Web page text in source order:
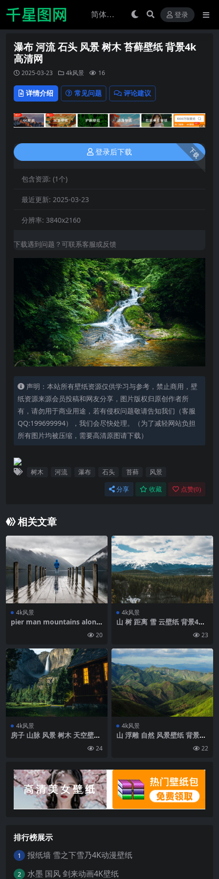
登录
瀑布 河流 石头 风景 树木 苔藓壁纸 背景4k
高清网
2025-03-23 4k风景 16
详情介绍 常见问题 评论建议
下载
登录后下载
包含资源: (1个)
最近更新: 2025-03-23
分辨率: 3840x2160
下载遇到问题？可联系客服或反馈
声明：本站所有壁纸资源仅供学习与参考，禁止商用，壁
纸资源来源会员投稿和网友分享，图片版权归原创作者所
有，请勿用于商业用途，若有侵权问题敬请告知我们（客服
QQ:199699994），我们会尽快处理。（为了减轻网站负担
所有图片均被压缩，需要高清原图请下载）
树木 河流 瀑布 石头 苔藓 风景
分享 收藏 点赞(0)
相关文章
4k风景
pier man mountains alone
20
4k风景
山 树 距离 雪 云壁纸 背景4k
23
4k风景
房子 山脉 风景 树木 天空壁纸
24
4k风景
山 浮雕 自然 风景壁纸 背景4k
22
排行榜展示
1 报纸墙 雪之下雪乃4K动漫壁纸
2 水墨 国风 剑来动画4K壁纸